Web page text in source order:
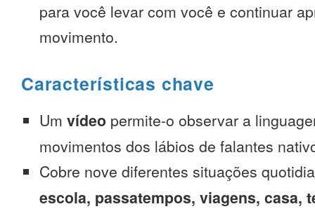
para você levar com você e continuar
movimento.
Características chave
Um vídeo permite-o observar a
movimentos dos lábios de falantes
Cobre nove diferentes situações
escola, passatempos, viagens, casa,